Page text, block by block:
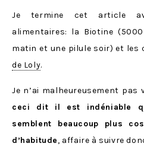
Je termine cet article
alimentaires: la Biotine
matin et une pilule soir) et les
de Loly.
Je n’ai malheureusement
ceci dit il est indéniable
semblent beaucoup plus
d’habitude, affaire à suivre